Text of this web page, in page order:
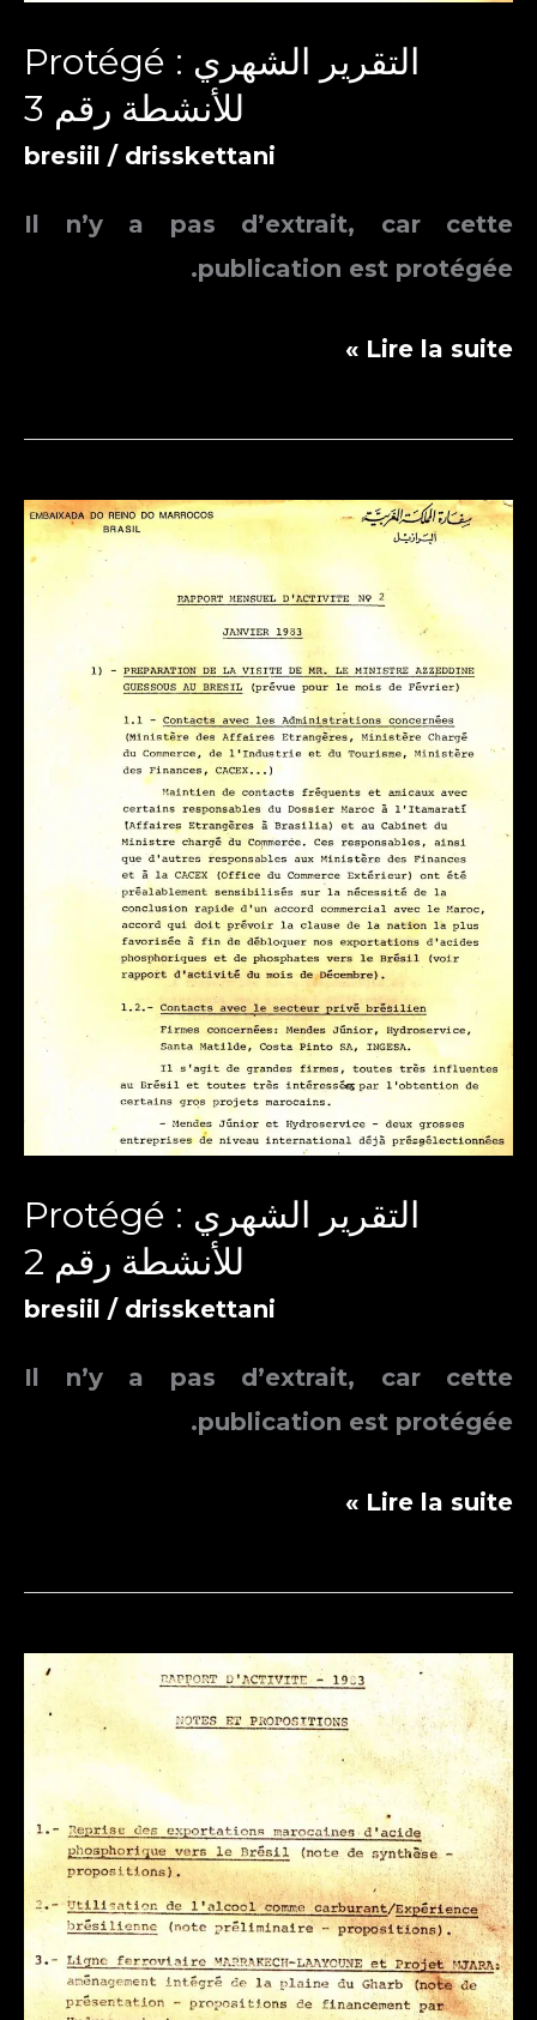
Protégé : التقرير الشهري
للأنشطة رقم 3
bresiil / drisskettani
Il n’y a pas d’extrait, car cette
publication est protégée.
Protégé :
الشهري
رقم
Lire la suite »
Protégé : التقرير الشهري
للأنشطة رقم 2
bresiil / drisskettani
Il n’y a pas d’extrait, car cette
publication est protégée.
Protégé :
الشهري
رقم
2
Lire la suite »